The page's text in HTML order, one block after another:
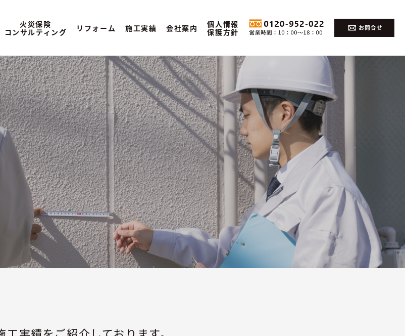
火災保険
コンサルティング
リフォーム 施工実績 会社案内
個人情報
保護方針